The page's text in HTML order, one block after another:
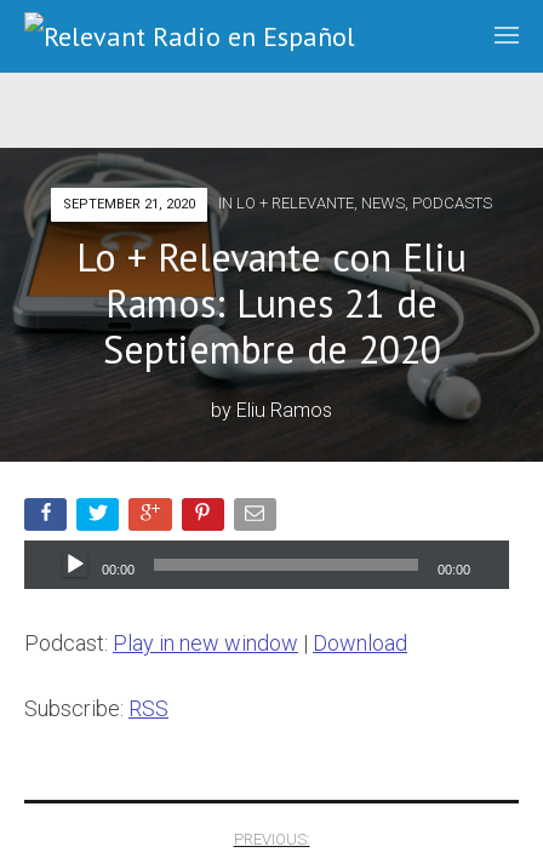
SEPTEMBER 21, 2020 IN LO + RELEVANTE, NEWS, PODCASTS
Lo + Relevante con Eliu
Ramos: Lunes 21 de
Septiembre de 2020
by Eliu Ramos
Audio
Player
00:00 00:00
Podcast: Play in new window | Download
Subscribe: RSS
PREVIOUS: